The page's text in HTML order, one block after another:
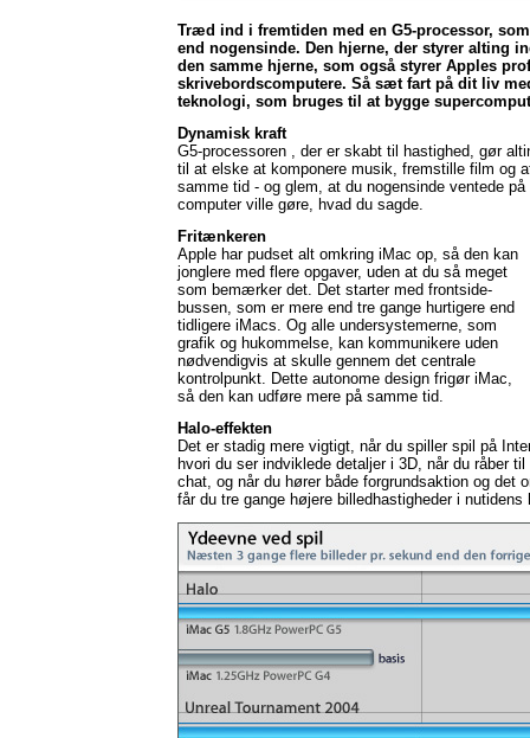
Træd ind i fremtiden med en G5-processor,
end nogensinde. Den hjerne, der styrer alting
den samme hjerne, som også styrer Apples
skrivebordscomputere. Så sæt fart på dit liv
teknologi, som bruges til at bygge
Dynamisk kraft
G5-processoren , der er skabt til hastighed, gør
til at elske at komponere musik, fremstille film og
samme tid - og glem, at du nogensinde ventede
computer ville gøre, hvad du sagde.
Fritænkeren
Apple har pudset alt omkring iMac op, så den kan
jonglere med flere opgaver, uden at du så meget
som bemærker det. Det starter med frontside-
bussen, som er mere end tre gange hurtigere end
tidligere iMacs. Og alle undersystemerne, som
grafik og hukommelse, kan kommunikere uden
nødvendigvis at skulle gennem det centrale
kontrolpunkt. Dette autonome design frigør iMac,
så den kan udføre mere på samme tid.
Halo-effekten
Det er stadig mere vigtigt, når du spiller spil på
hvori du ser indviklede detaljer i 3D, når du råber
chat, og når du hører både forgrundsaktion og det
får du tre gange højere billedhastigheder i nutidens